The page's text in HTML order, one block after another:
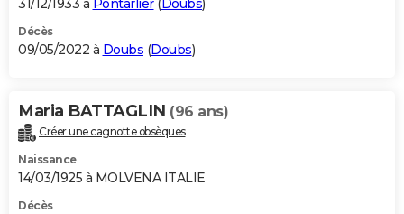
31/12/1933 à Pontarlier(Doubs)
Décès
09/05/2022 à Doubs (Doubs)
Maria BATTAGLIN (96 ans)
Créer une cagnotte obsèques
Naissance
14/03/1925 à MOLVENA ITALIE
Décès